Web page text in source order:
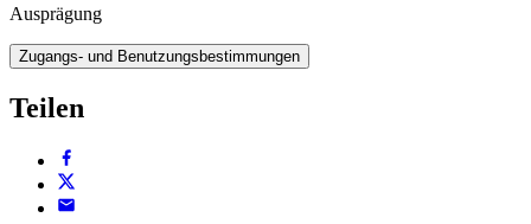
Ausprägung
Zugangs- und Benutzungsbestimmungen
Teilen